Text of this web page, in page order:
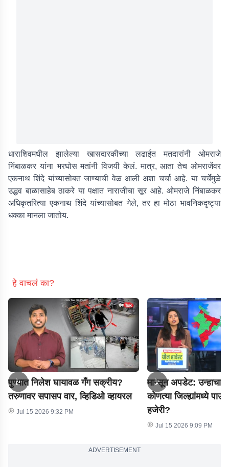
धाराशिवमधील झालेल्या खासदारकीच्या लढाईत मतदारांनी ओमराजे
निंबाळकर यांना भरघोस मतांनी विजयी केलं. मात्र, आता तेच ओमराजेंवर
एकनाथ शिंदे यांच्यासोबत जाण्याची वेळ आली अशा चर्चा आहे. या चर्चेमुळे
उद्धव बाळासाहेब ठाकरे या पक्षात नाराजीचा सूर आहे. ओमराजे निंबाळकर
अधिकृतरित्या एकनाथ शिंदे यांच्यासोबत गेले, तर हा मोठा भावनिकदृष्ट्या
धक्का मानला जातोय.
हे वाचलं का?
पुण्यात निलेश घायावळ गँग सक्रीय?
तरुणावर सपासप वार, व्हिडिओ व्हायरल
Jul 15 2026 9:32 PM
मान्सून अपडेट: उन्हाचा
कोणत्या जिल्ह्यांमध्ये
हजेरी?
Jul 15 2026 9:09 PM
ADVERTISEMENT